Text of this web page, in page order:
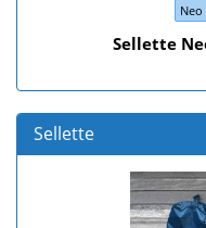
Neo
Sellette
Sellette